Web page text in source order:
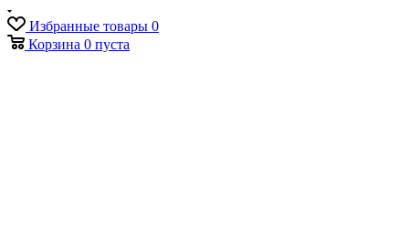
Избранные товары 0
Корзина 0 пуста